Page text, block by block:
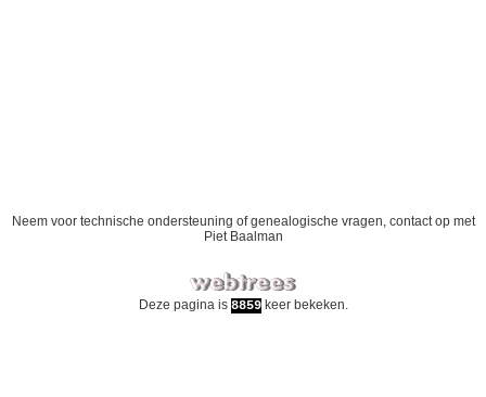
Neem voor technische ondersteuning of genealogische vragen, contact op met
Piet Baalman
Deze pagina is 8859keer bekeken.